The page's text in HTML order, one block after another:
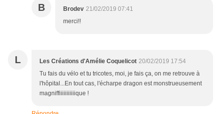
B Brodev 21/02/2019 07:41
merci!!
L Les Créations d'Amélie Coquelicot 20/02/2019 17:54
Tu fais du vélo et tu tricotes, moi, je fais ça, on me retrouve à
l'hôpital...En tout cas, l'écharpe dragon est monstrueusement
magniffiiiiiiiiiiique !